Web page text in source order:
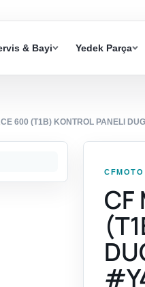
& Bayi Yedek Parça
600 (T1B) KONTROL PANELI
CF